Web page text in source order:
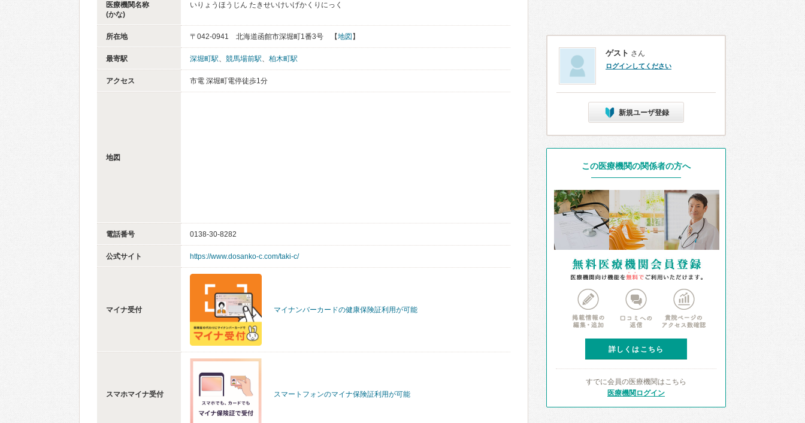
医療機関名称
(かな)
いりょうほうじん たきせいけいげかくりにっく
所在地 〒042-0941 北海道函館市深堀町1番3号 【地図 】
最寄駅 深堀町駅、 競馬場前駅、 柏木町駅
アクセス 市電 深堀町電停徒歩1分
地図
電話番号 0138-30-8282
公式サイト https://www.dosanko-c.com/taki-c/
マイナ受付 マイナンバーカードの健康保険証利用が可能
スマホマイナ受付 スマートフォンのマイナ保険証利用が可能
ゲスト さん
ログインしてください
新規ユーザ登録
この医療機関の関係者の方へ
詳しくはこちら
すでに会員の医療機関はこちら
医療機関ログイン